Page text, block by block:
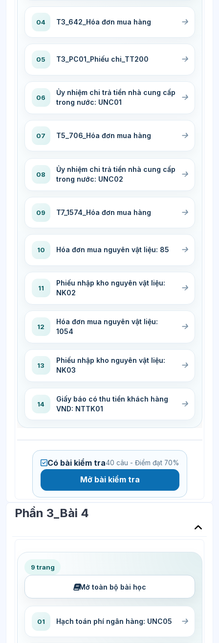
04 T3_642_Hóa đơn mua hàng
05 T3_PC01_Phiếu chi_TT200
06
Ủy nhiệm chi trả tiền nhà cung cấp
trong nước: UNC01
07 T5_706_Hóa đơn mua hàng
08
Ủy nhiệm chi trả tiền nhà cung cấp
trong nước: UNC02
09 T7_1574_Hóa đơn mua hàng
10 Hóa đơn mua nguyên vật liệu: 85
11
Phiếu nhập kho nguyên vật liệu:
NK02
12
Hóa đơn mua nguyên vật liệu:
1054
13
Phiếu nhập kho nguyên vật liệu:
NK03
14
Giấy báo có thu tiền khách hàng
VND: NTTK01
Có bài kiểm tra40 câu - Điểm đạt 70%
Mở bài kiểm tra
Phần 3_Bài 4
9 trang
Mở toàn bộ bài học
01 Hạch toán phí ngân hàng: UNC05